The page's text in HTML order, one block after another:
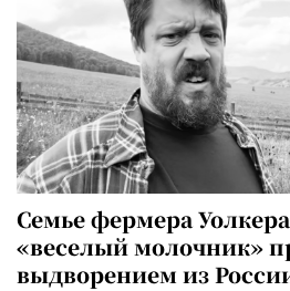
Семье фермера
«веселый молочник»
выдворением из